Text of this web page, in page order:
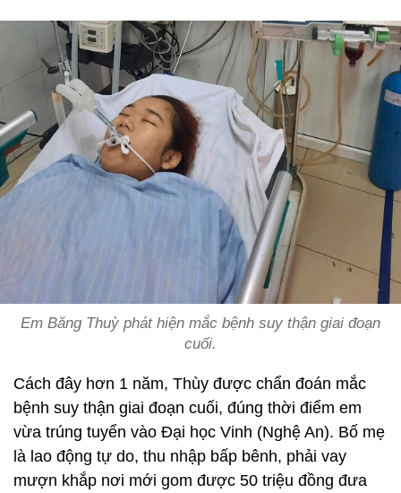
Em Băng Thuỳ phát hiện mắc bệnh suy thận giai đoạn
cuối.
Cách đây hơn 1 năm, Thùy được chẩn đoán mắc
bệnh suy thận giai đoạn cuối, đúng thời điểm em
vừa trúng tuyển vào Đại học Vinh (Nghệ An). Bố mẹ
là lao động tự do, thu nhập bấp bênh, phải vay
mượn khắp nơi mới gom được 50 triệu đồng đưa